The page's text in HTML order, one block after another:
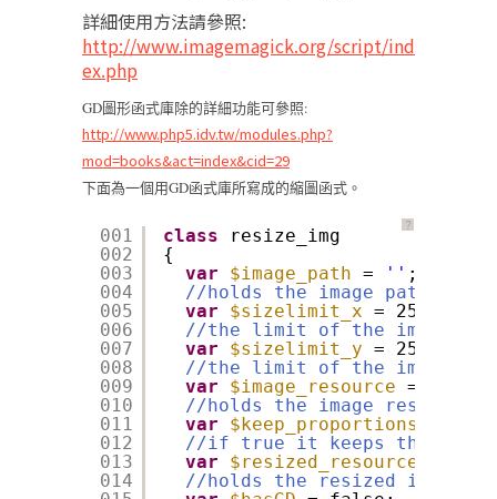
詳細使用方法請參照:
http://www.imagemagick.org/script/ind
ex.php
GD圖形函式庫除的詳細功能可參照:
http://www.php5.idv.tw/modules.php?
mod=books&act=index&cid=29
下面為一個用GD函式庫所寫成的縮圖函式。
？
001
002
003
004
005
006
007
008
009
010
011
012
013
014
class
resize_img
{
var
$image_path = '' ;
//holds the image path
var
$sizelimit_x = 250;
//the limit of the image
var
$sizelimit_y = 250;
//the limit of the image
var
$image_resource =
//holds the image resource
var
$keep_proportions
//if true it keeps the image
var
$resized_resource
//holds the resized image